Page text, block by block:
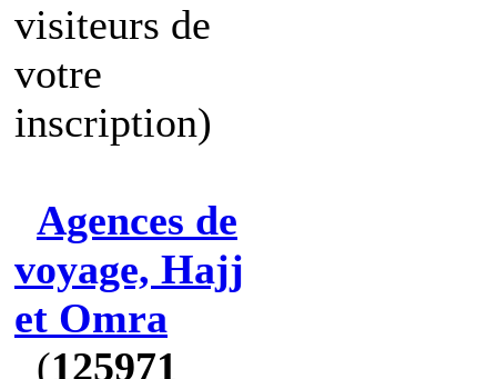
visiteurs de
votre
inscription)
Agences de
voyage, Hajj
et Omra
(125971